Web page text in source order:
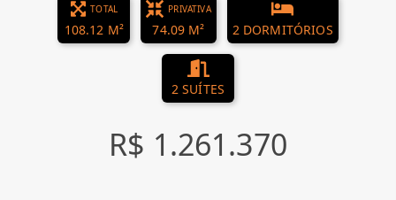
TOTAL
108.12 M²
PRIVATIVA
74.09 M² 2 DORMITÓRIOS
2 SUÍTES
R$ 1.261.370